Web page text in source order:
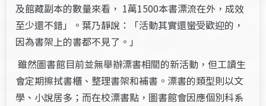
及館藏副本的數量來看， 1萬1500本書漂流在外，成效
至少還不錯」。葉乃靜說：「活動其實還蠻受歡迎的，
因為書架上的書都不見了。」
雖然圖書館目前並無舉辦漂書相關的新活動，但工讀生
會定期擦拭書櫃、整理書架和補書。漂書的類型則以文
學、小說居多；而在校漂書點，圖書館會因應個別科系